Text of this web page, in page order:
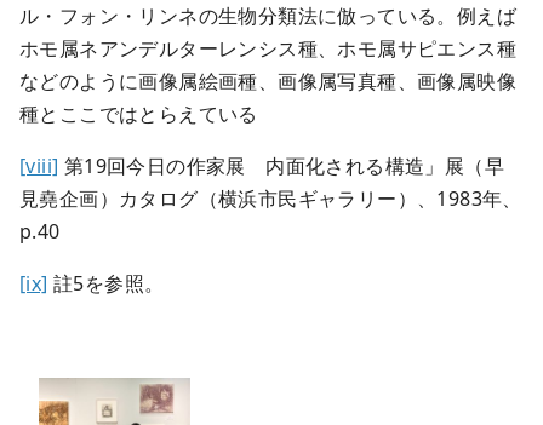
ル・フォン・リンネの生物分類法に倣っている。例えば
ホモ属ネアンデルターレンシス種、ホモ属サピエンス種
などのように画像属絵画種、画像属写真種、画像属映像
種とここではとらえている
[viii] 第19回今日の作家展 内面化される構造」展（早
見堯企画）カタログ（横浜市民ギャラリー）、1983年、
p.40
[ix] 註5を参照。